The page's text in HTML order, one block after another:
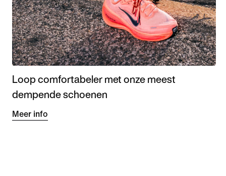
Loop comfortabeler met onze meest
dempende schoenen
Meer info